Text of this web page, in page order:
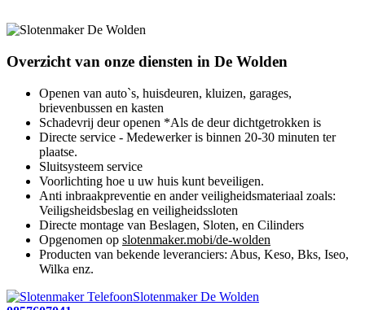
Overzicht van onze diensten in De Wolden
Openen van auto`s, huisdeuren, kluizen, garages,
brievenbussen en kasten
Schadevrij deur openen *Als de deur dichtgetrokken is
Directe service - Medewerker is binnen 20-30 minuten ter
plaatse.
Sluitsysteem service
Voorlichting hoe u uw huis kunt beveiligen.
Anti inbraakpreventie en ander veiligheidsmateriaal zoals:
Veiligsheidsbeslag en veiligheidssloten
Directe montage van Beslagen, Sloten, en Cilinders
Opgenomen op slotenmaker.mobi/de-wolden
Producten van bekende leveranciers: Abus, Keso, Bks, Iseo,
Wilka enz.
Slotenmaker De Wolden